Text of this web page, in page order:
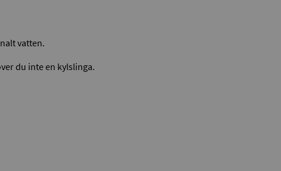
vatten.
du inte en kylslinga.